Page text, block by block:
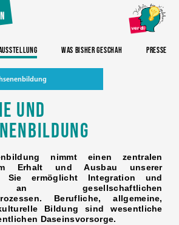
Was bisher geschah Presse
und
nimmt einen zentralen
Erhalt und Ausbau unserer
Sie ermöglicht Integration und
gesellschaftlichen
Berufliche, allgemeine,
Bildung sind wesentliche
Daseinsvorsorge.